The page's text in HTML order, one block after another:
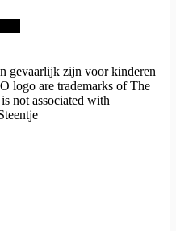
gevaarlijk zijn voor kinderen
logo are trademarks of The
not associated with